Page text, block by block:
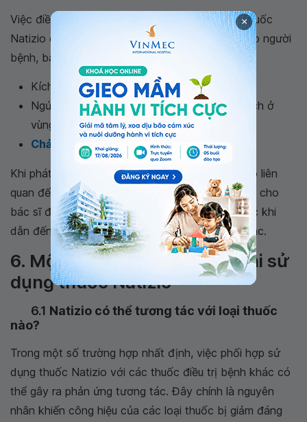
Việc điều trị các tình trạng viêm âm đạo bằng thuốc
Natizio có thể dẫn đến một số tác dụng phụ cho người
bệnh, bao gồm:
Kích ứng tại vị trí đặt thuốc.
Ngứa ngáy, có cảm giác bỏng rát, châm chích ở
vùng kín.
Chảy máu âm đạo .
Khi phát hiện bất kỳ triệu chứng nào nghi ngờ có liên
quan đến việc sử dụng thuốc, bạn cần báo ngay cho
bác sĩ để có biện pháp can thiệp đúng đắn trước khi
dẫn đến những rủi ro sức khỏe nghiêm trọng khác.
6. Một số lưu ý quan trọng khi sử
dụng thuốc Natizio
6.1 Natizio có thể tương tác với loại thuốc
nào?
Trong một số trường hợp nhất định, việc phối hợp sử
dụng thuốc Natizio với các thuốc điều trị bệnh khác có
thể gây ra phản ứng tương tác. Đây chính là nguyên
nhân khiến công hiệu của các loại thuốc bị giảm đáng
×